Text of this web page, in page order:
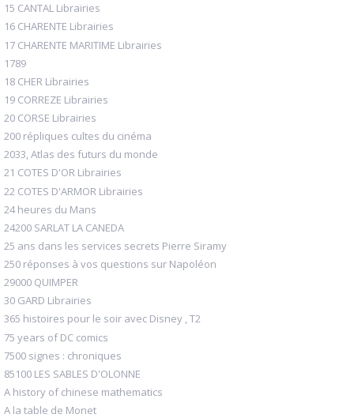
15 CANTAL Librairies
16 CHARENTE Librairies
17 CHARENTE MARITIME Librairies
1789
18 CHER Librairies
19 CORREZE Librairies
20 CORSE Librairies
200 répliques cultes du cinéma
2033, Atlas des futurs du monde
21 COTES D'OR Librairies
22 COTES D'ARMOR Librairies
24 heures du Mans
24200 SARLAT LA CANEDA
25 ans dans les services secrets Pierre Siramy
250 réponses à vos questions sur Napoléon
29000 QUIMPER
30 GARD Librairies
365 histoires pour le soir avec Disney , T2
75 years of DC comics
7500 signes : chroniques
85100 LES SABLES D'OLONNE
A history of chinese mathematics
A la table de Monet